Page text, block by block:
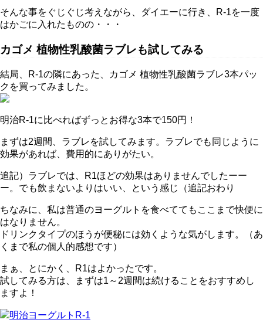
そんな事をぐじぐじ考えながら、ダイエーに行き、R-1を一度
はかごに入れたものの・・・
カゴメ 植物性乳酸菌ラブレも試してみる
結局、R-1の隣にあった、カゴメ 植物性乳酸菌ラブレ3本パッ
クを買ってみました。
明治R-1に比べればずっとお得な3本で150円！
まずは2週間、ラブレを試してみます。ラブレでも同じように
効果があれば、費用的にありがたい。
追記）ラブレでは、R1ほどの効果はありませんでしたーー
ー。でも飲まないよりはいい、という感じ（追記おわり
ちなみに、私は普通のヨーグルトを食べててもここまで快便に
はなりません。
ドリンクタイプのほうが便秘には効くような気がします。（あ
くまで私の個人的感想です）
まぁ、とにかく、R1はよかったです。
試してみる方は、まずは1～2週間は続けることをおすすめし
ますよ！
明治ヨーグルトR-1